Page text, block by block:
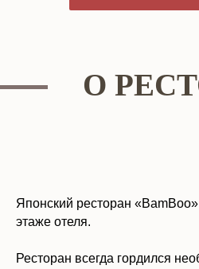
О
Японский ресторан
этаже отеля.
Ресторан всегда гордился